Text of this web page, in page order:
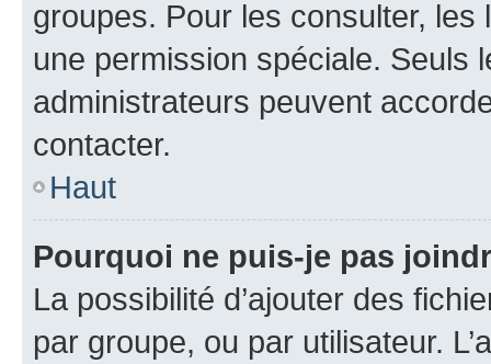
groupes. Pour les consulter,
une permission spéciale. Seuls
administrateurs peuvent
contacter.
Haut
Pourquoi ne puis-je pas
La possibilité d’ajouter des
par groupe, ou par utilisateur.